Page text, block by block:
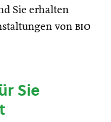
Sie erhalten
von bio
Sie